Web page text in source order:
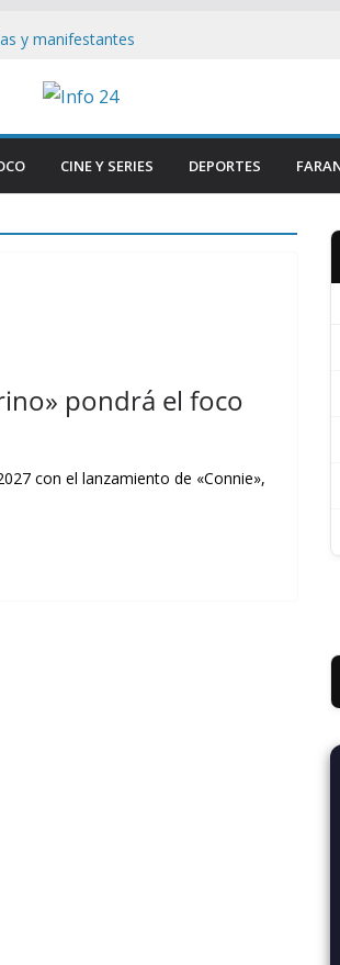
y manifestantes
de EE.
tras duros
CINE Y SERIES DEPORTES
pondrá el foco
con el lanzamiento de «Connie»,